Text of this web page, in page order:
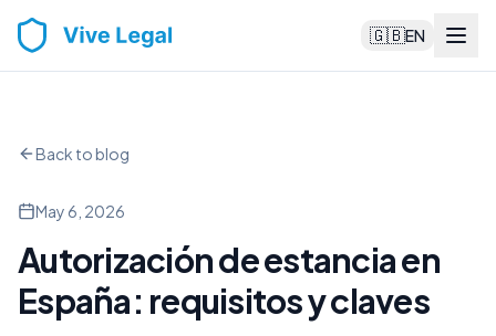
🇬🇧EN
Back to blog
May 6, 2026
Autorización de estancia en
España: requisitos y claves